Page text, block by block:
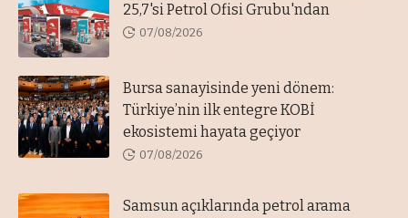
25,7'si Petrol Ofisi Grubu'ndan
07/08/2026
Bursa sanayisinde yeni dönem:
Türkiye’nin ilk entegre KOBİ
ekosistemi hayata geçiyor
07/08/2026
Samsun açıklarında petrol arama